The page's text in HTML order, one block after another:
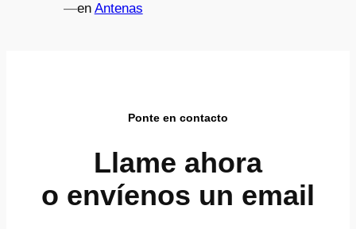
—en Antenas
Ponte en contacto
Llame ahora
o envíenos un email